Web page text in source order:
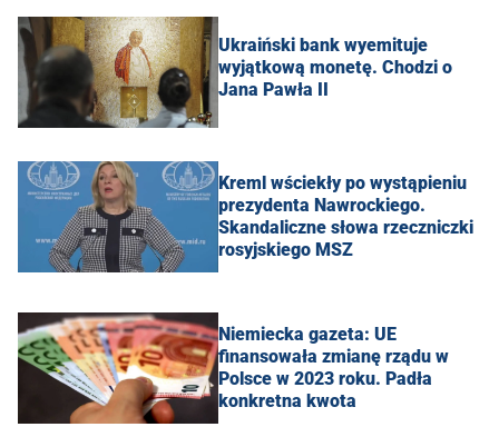
Ukraiński bank wyemituje
wyjątkową monetę. Chodzi o
Jana Pawła II
Kreml wściekły po wystąpieniu
prezydenta Nawrockiego.
Skandaliczne słowa rzeczniczki
rosyjskiego MSZ
Niemiecka gazeta: UE
finansowała zmianę rządu w
Polsce w 2023 roku. Padła
konkretna kwota